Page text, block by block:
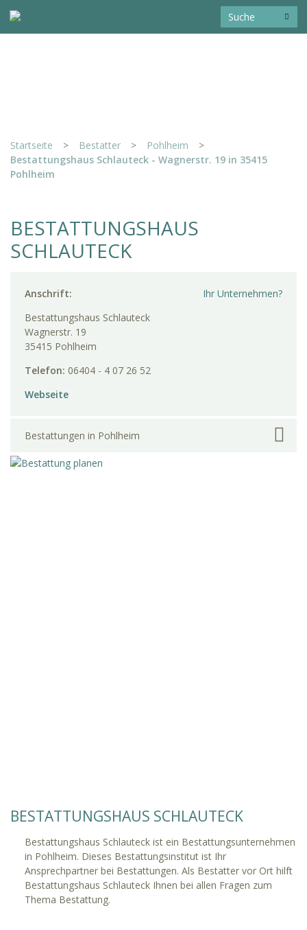
Startseite > Bestatter > Pohlheim
>
Bestattungshaus Schlauteck - Wagnerstr. 19 in 35415
Pohlheim
BESTATTUNGSHAUS
SCHLAUTECK
Ihr Unternehmen?
Anschrift:
Bestattungshaus Schlauteck
Wagnerstr. 19
35415 Pohlheim
Telefon: 06404 - 4 07 26 52
Webseite
Bestattungen in Pohlheim
BESTATTUNGSHAUS SCHLAUTECK
Bestattungshaus Schlauteck ist ein Bestattungsunternehmen
in Pohlheim. Dieses Bestattungsinstitut ist Ihr
Ansprechpartner bei Bestattungen. Als Bestatter vor Ort hilft
Bestattungshaus Schlauteck Ihnen bei allen Fragen zum
Thema Bestattung.